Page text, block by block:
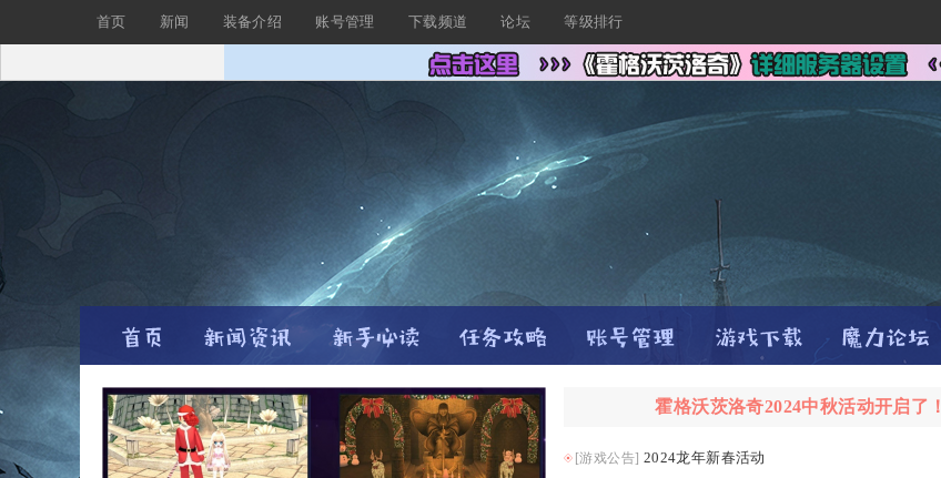
首页 新闻 装备介绍 账号管理 下载频道 论坛 等级排行
霍格沃茨洛奇2024中秋活动开启了！
[游戏公告] 2024龙年新春活动